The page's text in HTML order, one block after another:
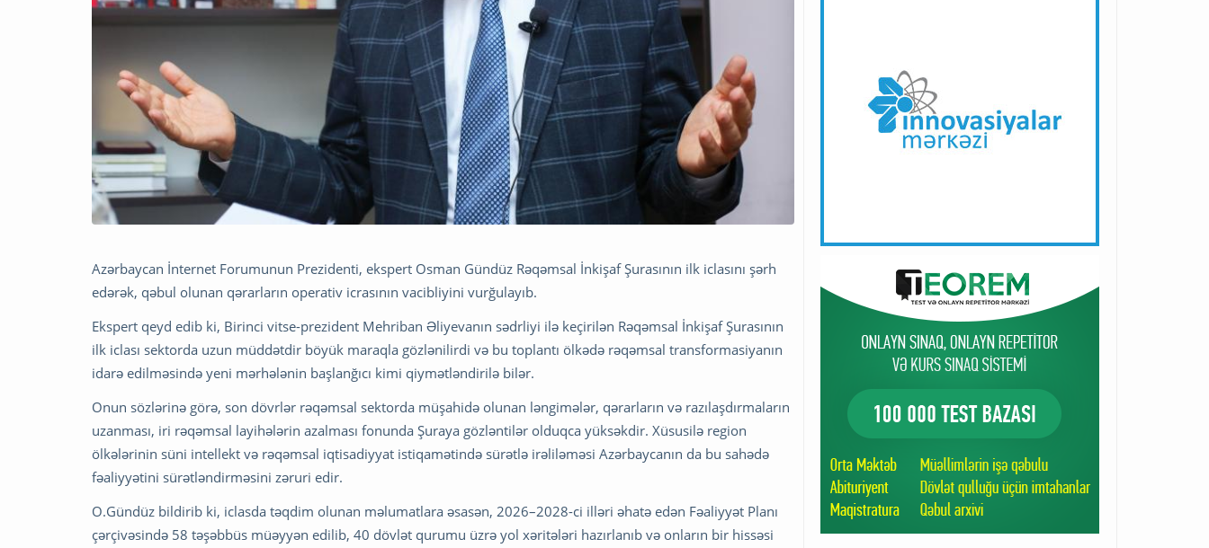
Azərbaycan İnternet Forumunun Prezidenti, ekspert Osman Gündüz Rəqəmsal İnkişaf Şurasının ilk iclasını şərh
edərək, qəbul olunan qərarların operativ icrasının vacibliyini vurğulayıb.
Ekspert qeyd edib ki, Birinci vitse-prezident Mehriban Əliyevanın sədrliyi ilə keçirilən Rəqəmsal İnkişaf Şurasının
ilk iclası sektorda uzun müddətdir böyük maraqla gözlənilirdi və bu toplantı ölkədə rəqəmsal transformasiyanın
idarə edilməsində yeni mərhələnin başlanğıcı kimi qiymətləndirilə bilər.
Onun sözlərinə görə, son dövrlər rəqəmsal sektorda müşahidə olunan ləngimələr, qərarların və razılaşdırmaların
uzanması, iri rəqəmsal layihələrin azalması fonunda Şuraya gözləntilər olduqca yüksəkdir. Xüsusilə region
ölkələrinin süni intellekt və rəqəmsal iqtisadiyyat istiqamətində sürətlə irəliləməsi Azərbaycanın da bu sahədə
fəaliyyətini sürətləndirməsini zəruri edir.
O.Gündüz bildirib ki, iclasda təqdim olunan məlumatlara əsasən, 2026–2028-ci illəri əhatə edən Fəaliyyət Planı
çərçivəsində 58 təşəbbüs müəyyən edilib, 40 dövlət qurumu üzrə yol xəritələri hazırlanıb və onların bir hissəsi